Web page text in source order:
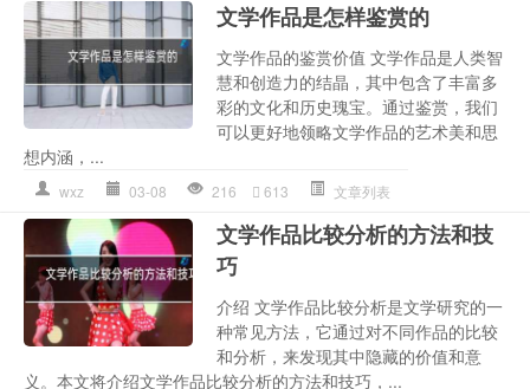
文学作品是怎样鉴赏的
文学作品的鉴赏价值 文学作品是人类智
慧和创造力的结晶，其中包含了丰富多
彩的文化和历史瑰宝。通过鉴赏，我们
可以更好地领略文学作品的艺术美和思
想内涵，...
wxz 03-08 216 613 文章列表
文学作品比较分析的方法和技
巧
介绍 文学作品比较分析是文学研究的一
种常见方法，它通过对不同作品的比较
和分析，来发现其中隐藏的价值和意
义。本文将介绍文学作品比较分析的方法和技巧，...